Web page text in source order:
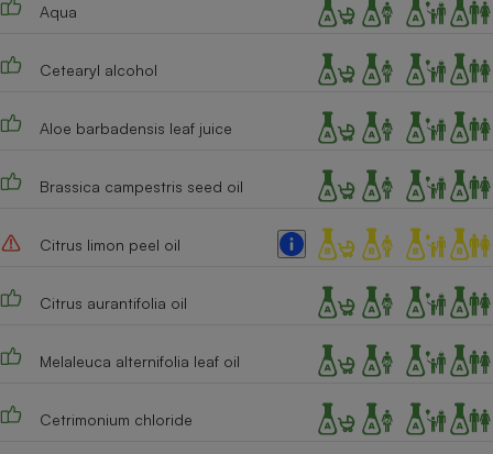
Aqua
Cetearyl alcohol
Aloe barbadensis leaf juice
Brassica campestris seed oil
Citrus limon peel oil
Citrus aurantifolia oil
Melaleuca alternifolia leaf oil
Cetrimonium chloride
Climatiseur -
Antivirus
Climatiseur -